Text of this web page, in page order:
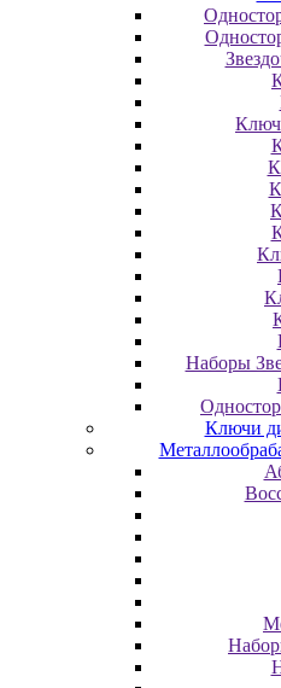
Наборы
Ключи